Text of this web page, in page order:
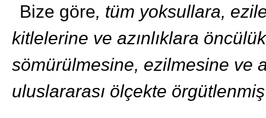
Bize göre, tüm yoksullara,
kitlelerine ve azınlıklara
sömürülmesine, ezilmesine ve
uluslararası ölçekte örgütlenmiş